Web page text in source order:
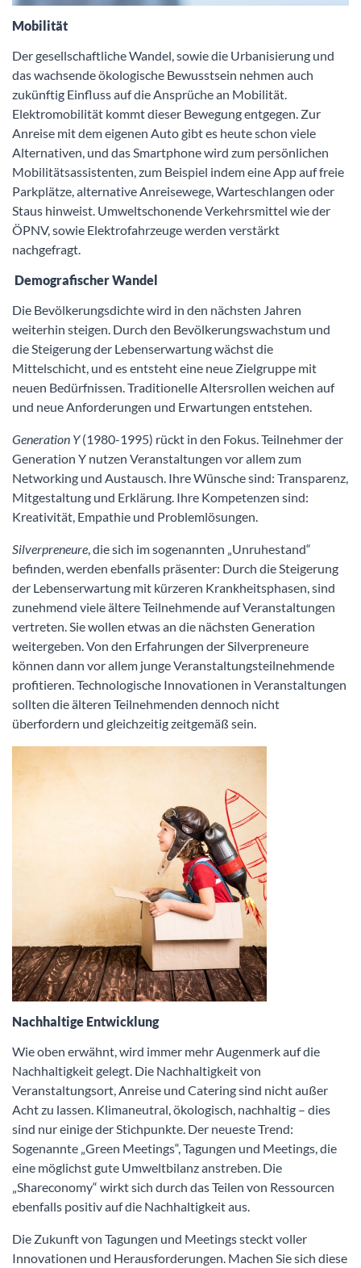
Mobilität
Der gesellschaftliche Wandel, sowie die Urbanisierung und
das wachsende ökologische Bewusstsein nehmen auch
zukünftig Einfluss auf die Ansprüche an Mobilität.
Elektromobilität kommt dieser Bewegung entgegen. Zur
Anreise mit dem eigenen Auto gibt es heute schon viele
Alternativen, und das Smartphone wird zum persönlichen
Mobilitätsassistenten, zum Beispiel indem eine App auf freie
Parkplätze, alternative Anreisewege, Warteschlangen oder
Staus hinweist. Umweltschonende Verkehrsmittel wie der
ÖPNV, sowie Elektrofahrzeuge werden verstärkt
nachgefragt.
Demografischer Wandel
Die Bevölkerungsdichte wird in den nächsten Jahren
weiterhin steigen. Durch den Bevölkerungswachstum und
die Steigerung der Lebenserwartung wächst die
Mittelschicht, und es entsteht eine neue Zielgruppe mit
neuen Bedürfnissen. Traditionelle Altersrollen weichen auf
und neue Anforderungen und Erwartungen entstehen.
Generation Y(1980-1995) rückt in den Fokus. Teilnehmer der
Generation Y nutzen Veranstaltungen vor allem zum
Networking und Austausch. Ihre Wünsche sind: Transparenz,
Mitgestaltung und Erklärung. Ihre Kompetenzen sind:
Kreativität, Empathie und Problemlösungen.
Silverpreneure , die sich im sogenannten „Unruhestand“
befinden, werden ebenfalls präsenter: Durch die Steigerung
der Lebenserwartung mit kürzeren Krankheitsphasen, sind
zunehmend viele ältere Teilnehmende auf Veranstaltungen
vertreten. Sie wollen etwas an die nächsten Generation
weitergeben. Von den Erfahrungen der Silverpreneure
können dann vor allem junge Veranstaltungsteilnehmende
profitieren. Technologische Innovationen in Veranstaltungen
sollten die älteren Teilnehmenden dennoch nicht
überfordern und gleichzeitig zeitgemäß sein.
Nachhaltige Entwicklung
Wie oben erwähnt, wird immer mehr Augenmerk auf die
Nachhaltigkeit gelegt. Die Nachhaltigkeit von
Veranstaltungsort, Anreise und Catering sind nicht außer
Acht zu lassen. Klimaneutral, ökologisch, nachhaltig – dies
sind nur einige der Stichpunkte. Der neueste Trend:
Sogenannte „Green Meetings“, Tagungen und Meetings, die
eine möglichst gute Umweltbilanz anstreben. Die
„Shareconomy“ wirkt sich durch das Teilen von Ressourcen
ebenfalls positiv auf die Nachhaltigkeit aus.
Die Zukunft von Tagungen und Meetings steckt voller
Innovationen und Herausforderungen. Machen Sie sich diese